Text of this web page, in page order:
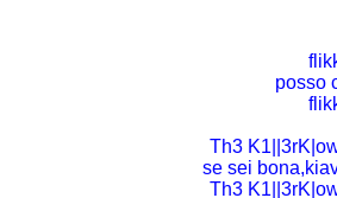
posso
Th3
se sei
Th3